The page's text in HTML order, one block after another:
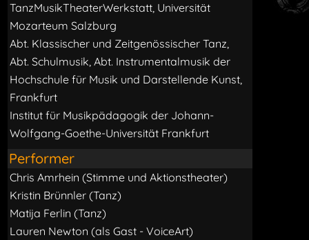
TanzMusikTheaterWerkstatt, Universität
Mozarteum Salzburg
Abt. Klassischer und Zeitgenössischer Tanz,
Abt. Schulmusik, Abt. Instrumentalmusik der
Hochschule für Musik und Darstellende Kunst,
Frankfurt
Institut für Musikpädagogik der Johann-
Wolfgang-Goethe-Universität Frankfurt
Performer
Chris Amrhein (Stimme und Aktionstheater)
Kristin Brünnler (Tanz)
Matija Ferlin (Tanz)
Lauren Newton (als Gast - VoiceArt)